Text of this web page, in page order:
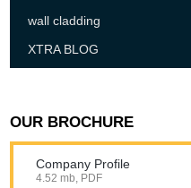
wall cladding
XTRA BLOG
OUR BROCHURE
Company Profile
4.52 mb, PDF